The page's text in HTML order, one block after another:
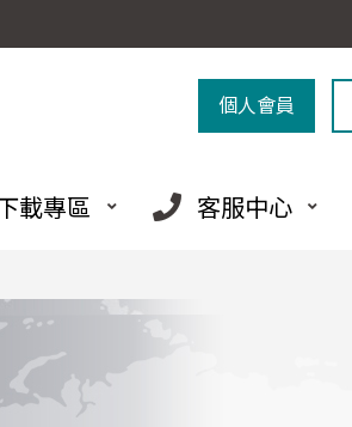
個人會員
載專區 客服中心